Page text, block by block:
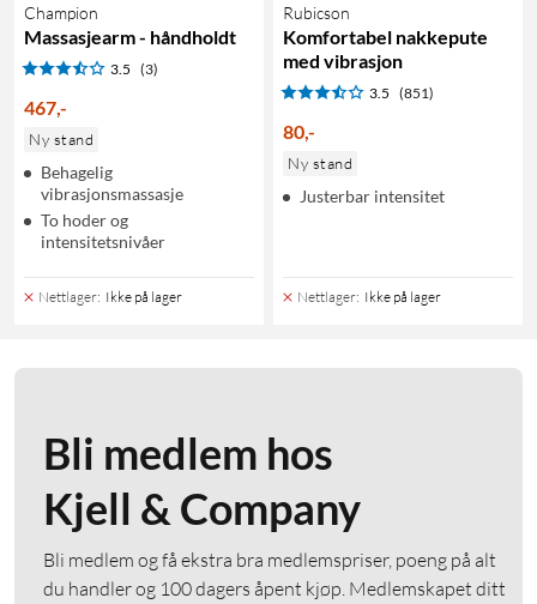
Champion
Massasjearm - håndholdt
3.5 (3)
467,-
Ny stand
Behagelig
vibrasjonsmassasje
To hoder og
intensitetsnivåer
Nettlager: Ikke på lager
Rubicson
Komfortabel nakkepute
med vibrasjon
3.5 (851)
80,-
Ny stand
Justerbar intensitet
Nettlager: Ikke på lager
Bli medlem hos
Kjell & Company
Bli medlem og få ekstra bra medlemspriser, poeng på alt
du handler og 100 dagers åpent kjøp. Medlemskapet ditt